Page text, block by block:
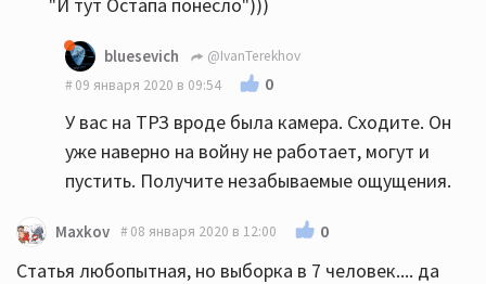
bluesevich
@IvanTerekhov
09 января 2020 в 09:54
0
У вас на ТРЗ вроде была камера. Сходите. Он
уже наверно на войну не работает, могут и
пустить. Получите незабываемые ощущения.
Maxkov 08 января 2020 в 12:00 0
Статья любопытная, но выборка в 7 человек.... да